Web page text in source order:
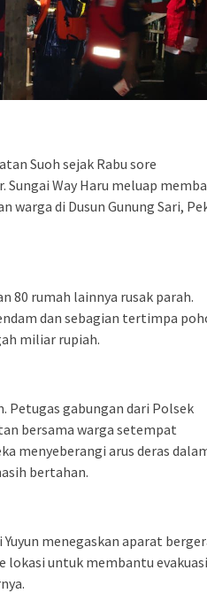
Suoh sejak Rabu sore
Way Haru meluap
di Dusun Gunung Sari,
80 rumah lainnya rusak parah.
dan sebagian tertimpa
miliar rupiah.
Petugas gabungan dari Polsek
bersama warga setempat
menyeberangi arus deras
bertahan.
menegaskan aparat
lokasi untuk membantu evakuasi